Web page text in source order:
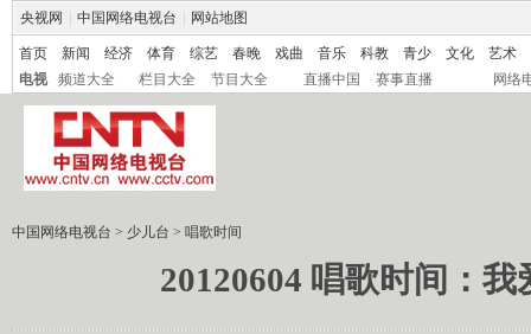
央视网 中国网络电视台 网站地图
首页 新闻 经济 体育 综艺 春晚 戏曲 音乐 科教 青少 文化
艺术
电视
频道大全 栏目大全 节目大全 直播中国 赛事直播 网络
中国网络电视台 > 少儿台 > 唱歌时间
20120604 唱歌时间：我